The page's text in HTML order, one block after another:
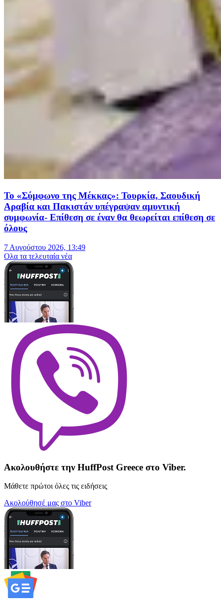
Το «Σύμφωνο της Μέκκας»: Τουρκία, Σαουδική
Αραβία και Πακιστάν υπέγραψαν αμυντική
συμφωνία- Επίθεση σε έναν θα θεωρείται επίθεση σε
όλους
7 Αυγούστου 2026, 13:49
Oλα τα τελευταία νέα
Ακολουθήστε την HuffPost Greece στο Viber.
Μάθετε πρώτοι όλες τις ειδήσεις
Ακολούθησέ μας στο Viber